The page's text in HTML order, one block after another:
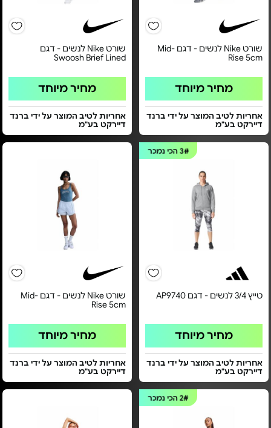
שורט Nike לנשים - דגם Mid-
Rise 5cm
מחיר מיוחד
אחריות לטיב המוצר על ידי ברנד
דיירקט בע"מ
שורט Nike לנשים - דגם
Swoosh Brief Lined
מחיר מיוחד
אחריות לטיב המוצר על ידי ברנד
דיירקט בע"מ
3#הכי נמכר
טייץ 3/4 לנשים - דגם AP9740
מחיר מיוחד
אחריות לטיב המוצר על ידי ברנד
דיירקט בע"מ
שורט Nike לנשים - דגם Mid-
Rise 5cm
מחיר מיוחד
אחריות לטיב המוצר על ידי ברנד
דיירקט בע"מ
2#הכי נמכר